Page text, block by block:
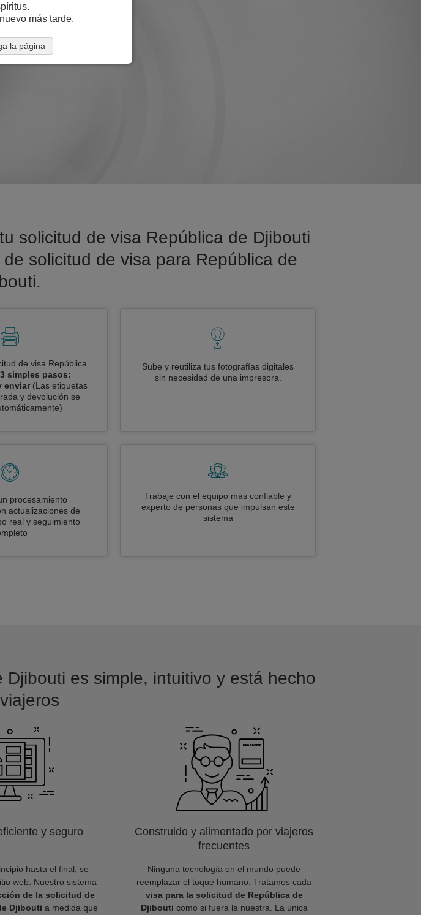
solicitud de visa República de Djibouti
solicitud de visa para República de
de visa República
3 simples pasos:
enviar (Las etiquetas
y devolución se
Sube y reutiliza tus fotografías digitales
sin necesidad de una impresora.
procesamiento
actualizaciones de
real y seguimiento
Trabaje con el equipo más confiable y
experto de personas que impulsan este
sistema
es simple, intuitivo y está hecho
y seguro
hasta el final, se
web. Nuestro sistema
de la solicitud de
Djibouti a medida que
Construido y alimentado por viajeros
frecuentes
Ninguna tecnología en el mundo puede
reemplazar el toque humano. Tratamos cada
visa para la solicitud de República de
Djibouti como si fuera la nuestra. La única
más tarde.
la página